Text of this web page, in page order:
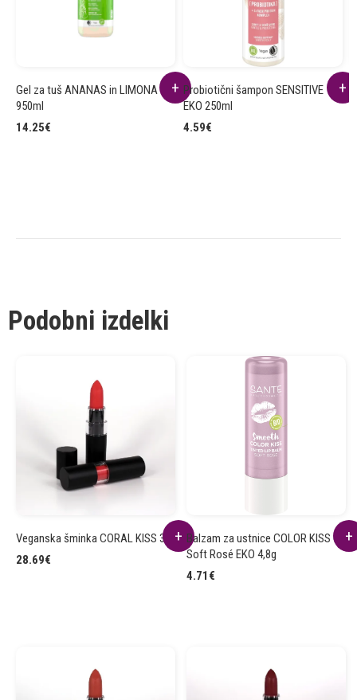
Gel za tuš ANANAS in LIMONA
950ml
14.25€
Probiotični šampon SENSITIVE
EKO 250ml
4.59€
Podobni izdelki
Veganska šminka CORAL KISS 3.5g
28.69€
Balzam za ustnice COLOR KISS 04
Soft Rosé EKO 4,8g
4.71 €